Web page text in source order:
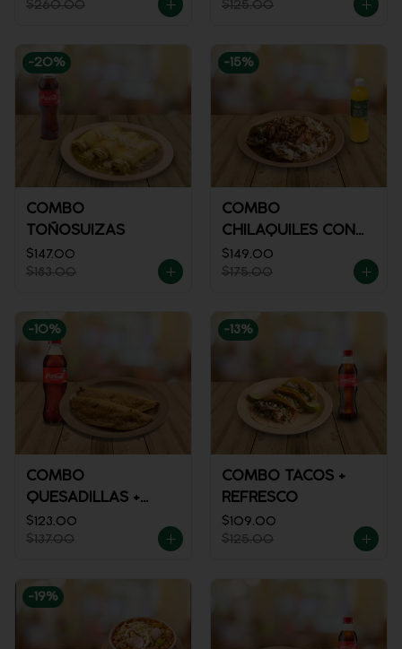
$260.00
$125.00
-20%
COMBO
TOÑOSUIZAS
$147.00
$183.00
-15%
COMBO
CHILAQUILES CON
MACIZA + JUGO DE
NARANJA
$149.00
$175.00
-10%
COMBO
QUESADILLAS +
REFRESCO
$123.00
$137.00
-13%
COMBO TACOS +
REFRESCO
$109.00
$125.00
-19%